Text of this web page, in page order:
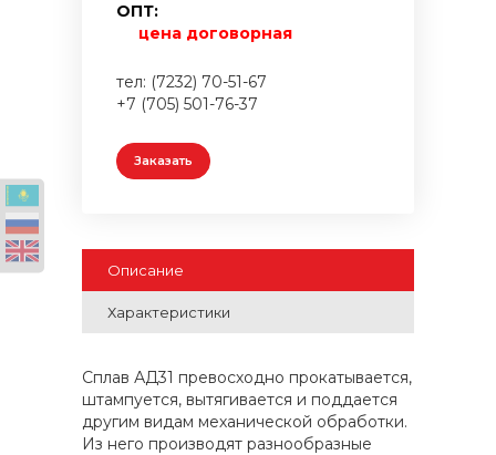
ОПТ:
цена договорная
тел: (7232) 70-51-67
+7 (705) 501-76-37
Заказать
Описание
Характеристики
Сплав АД31 превосходно прокатывается,
штампуется, вытягивается и поддается
другим видам механической обработки.
Из него производят разнообразные